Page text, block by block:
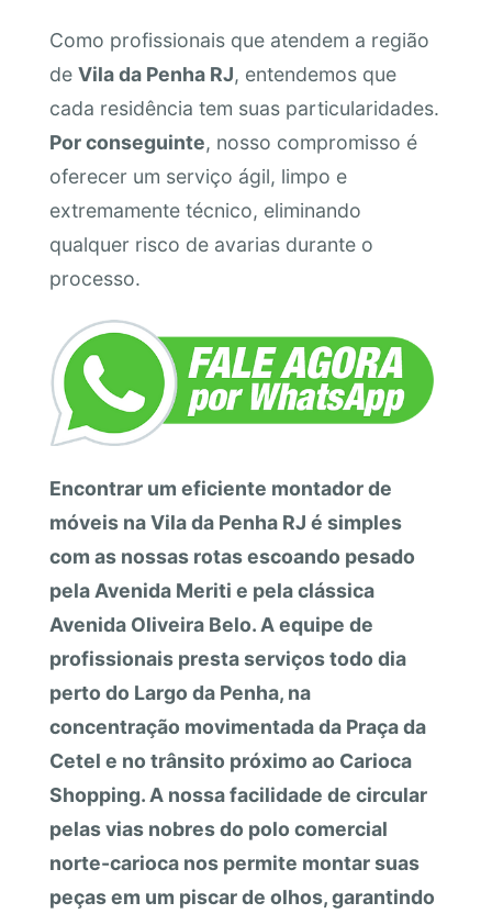
Como profissionais que atendem a região
de Vila da Penha RJ, entendemos que
cada residência tem suas particularidades.
Por conseguinte, nosso compromisso é
oferecer um serviço ágil, limpo e
extremamente técnico, eliminando
qualquer risco de avarias durante o
processo.
Encontrar um eficiente montador de
móveis na Vila da Penha RJ é simples
com as nossas rotas escoando pesado
pela Avenida Meriti e pela clássica
Avenida Oliveira Belo. A equipe de
profissionais presta serviços todo dia
perto do Largo da Penha, na
concentração movimentada da Praça da
Cetel e no trânsito próximo ao Carioca
Shopping. A nossa facilidade de circular
pelas vias nobres do polo comercial
norte-carioca nos permite montar suas
peças em um piscar de olhos, garantindo